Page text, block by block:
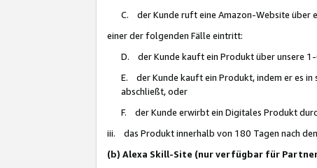
C. der Kunde ruft eine Amazon-Website über
einer der folgenden Fälle eintritt:
D. der Kunde kauft ein Produkt über unsere
E. der Kunde kauft ein Produkt, indem er es in
abschließt, oder
F. der Kunde erwirbt ein Digitales Produkt
iii. das Produkt innerhalb von 180 Tagen nach
(b) Alexa Skill-Site (nur verfügbar für